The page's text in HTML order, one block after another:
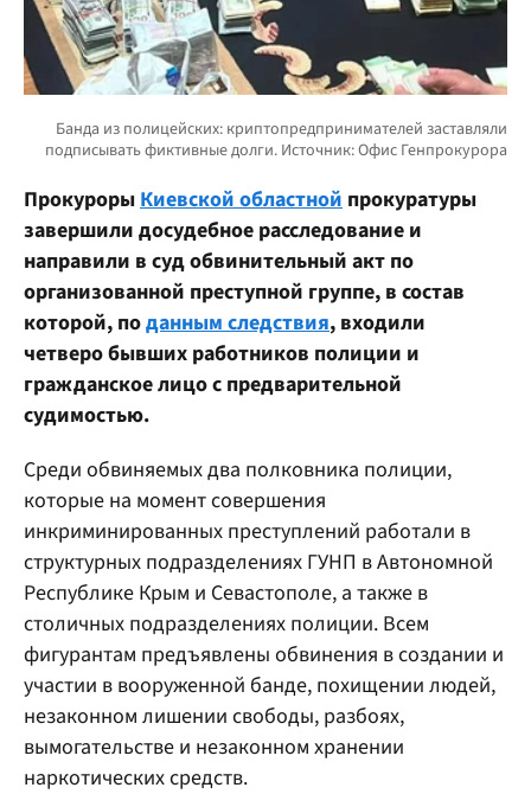
Прокуроры Киевской областной прокуратуры
завершили досудебное расследование и
направили в суд обвинительный акт по
организованной преступной группе, в состав
которой, поданным следствия, входили
четверо бывших работников полиции и
гражданское лицо с предварительной
судимостью.
Среди обвиняемых два полковника полиции,
которые на момент совершения
инкриминированных преступлений работали в
структурных подразделениях ГУНП в Автономной
Республике Крым и Севастополе, а также в
столичных подразделениях полиции. Всем
фигурантам предъявлены обвинения в создании и
участии в вооруженной банде, похищении людей,
незаконном лишении свободы, разбоях,
вымогательстве и незаконном хранении
наркотических средств.